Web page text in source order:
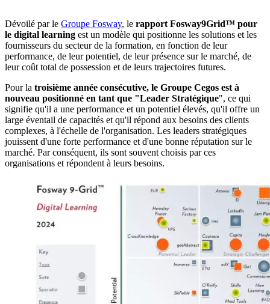
Dévoilé par le Groupe Fosway, le rapport Fosway9Grid™ pour
le digital learning est un modèle qui positionne les solutions et les
fournisseurs du secteur de la formation, en fonction de leur
performance, de leur potentiel, de leur présence sur le marché, de
leur coût total de possession et de leurs trajectoires futures.
Pour la troisième année consécutive, le Groupe Cegos est à
nouveau positionné en tant que "Leader Stratégique", ce qui
signifie qu'il a une performance et un potentiel élevés, qu'il offre un
large éventail de capacités et qu'il répond aux besoins des clients
complexes, à l'échelle de l'organisation. Les leaders stratégiques
jouissent d'une forte performance et d'une bonne réputation sur le
marché. Par conséquent, ils sont souvent choisis par ces
organisations et répondent à leurs besoins.